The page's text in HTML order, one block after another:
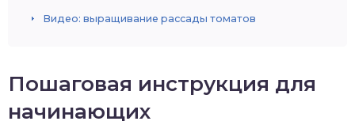
Видео: выращивание рассады томатов
Пошаговая инструкция для
начинающих